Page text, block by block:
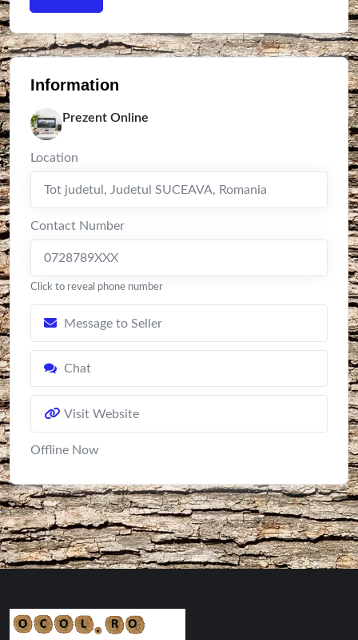
Information
Prezent Online
Location
Tot judetul , Judetul SUCEAVA, Romania
Contact Number
0728789XXX
Click to reveal phone number
Message to Seller
Chat
Visit Website
Offline Now